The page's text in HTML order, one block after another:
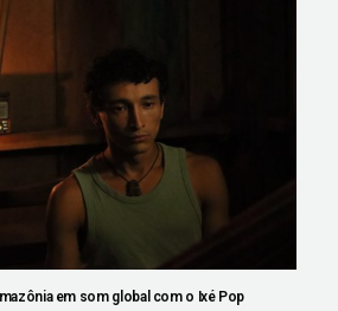
em som global com o Ixé Pop